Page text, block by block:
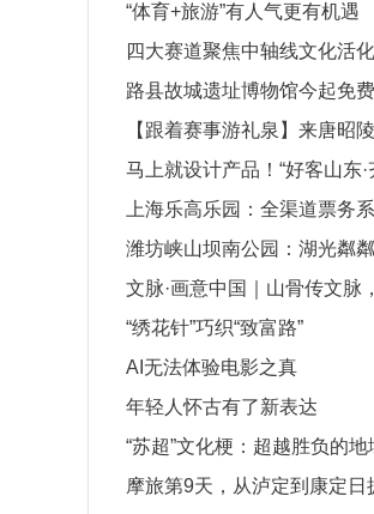
“体育+旅游”有人气更有机遇
四大赛道聚焦中轴线文化活
路县故城遗址博物馆今起免
千年古城遗韵
【跟着赛事游礼泉】来唐昭
世雄风
马上就设计产品！“好客山东·
游列车圈粉全国旅行社。
上海乐高乐园：全渠道票务
中午12点上线
潍坊峡山坝南公园：湖光粼
文脉·画意中国｜山骨传文脉
岚
“绣花针”巧织“致富路”
AI无法体验电影之真
年轻人怀古有了新表达
“苏超”文化梗：超越胜负的
摩旅第9天，从泸定到康定日